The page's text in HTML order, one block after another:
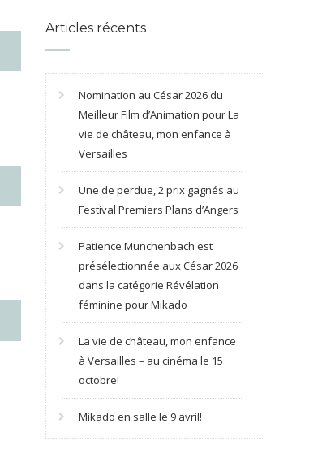
Articles récents
Nomination au César 2026 du
Meilleur Film d’Animation pour La
vie de château, mon enfance à
Versailles
Une de perdue, 2 prix gagnés au
Festival Premiers Plans d’Angers
Patience Munchenbach est
présélectionnée aux César 2026
dans la catégorie Révélation
féminine pour Mikado
La vie de château, mon enfance
à Versailles – au cinéma le 15
octobre!
Mikado en salle le 9 avril!